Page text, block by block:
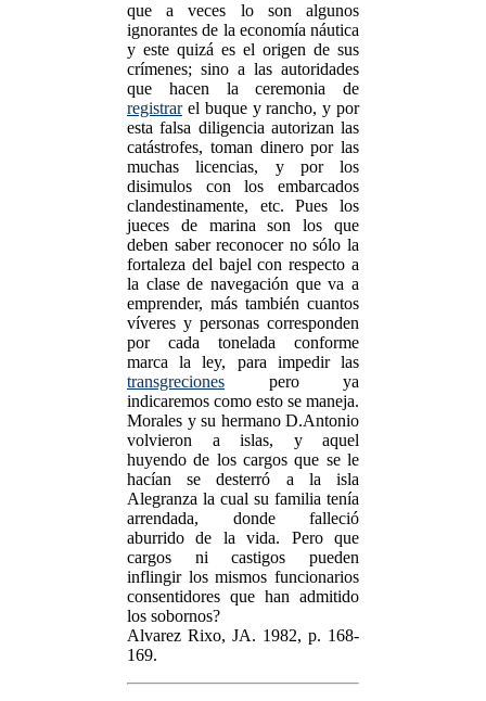
que a veces lo son algunos
ignorantes de la economía náutica
y este quizá es el origen de sus
crímenes; sino a las autoridades
que hacen la ceremonia de
registrarel buque y rancho, y por
esta falsa diligencia autorizan las
catástrofes, toman dinero por las
muchas licencias, y por los
disimulos con los embarcados
clandestinamente, etc. Pues los
jueces de marina son los que
deben saber reconocer no sólo la
fortaleza del bajel con respecto a
la clase de navegación que va a
emprender, más también cuantos
víveres y personas corresponden
por cada tonelada conforme
marca la ley, para impedir las
transgreciones pero ya
indicaremos como esto se maneja.
Morales y su hermano D.Antonio
volvieron a islas, y aquel
huyendo de los cargos que se le
hacían se desterró a la isla
Alegranza la cual su familia tenía
arrendada, donde falleció
aburrido de la vida. Pero que
cargos ni castigos pueden
inflingir los mismos funcionarios
consentidores que han admitido
los sobornos?
Alvarez Rixo, JA. 1982, p. 168-
169.